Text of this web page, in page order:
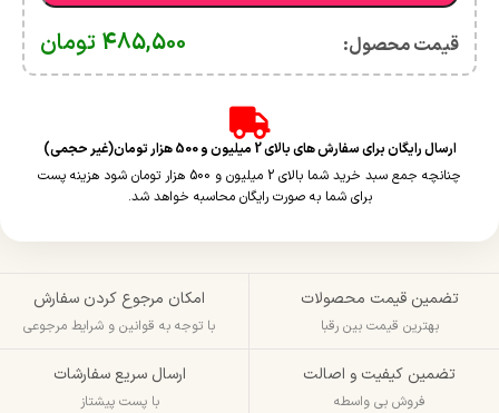
قیمت محصول:​ 485,500 تومان
ارسال رایگان برای سفارش های بالای 2 میلیون و 500 هزار تومان(غیر حجمی)
چنانچه جمع سبد خرید شما بالای 2 میلیون و 500 هزار تومان شود هزینه پست
برای شما به صورت رایگان محاسبه خواهد شد.
تضمین قیمت محصولات
بهترین قیمت بین رقبا
امکان مرجوع کردن سفارش
با توجه به قوانین و شرایط مرجوعی
تضمین کیفیت و اصالت
فروش بی واسطه
ارسال سریع سفارشات
با پست پیشتاز